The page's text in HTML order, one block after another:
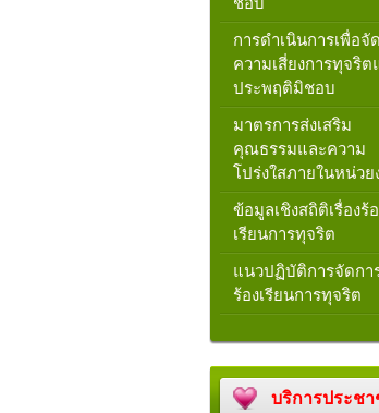
การดำเนินการเพื่อจั
ความเสี่ยงการทุจริต
ประพฤติมิชอบ
มาตรการส่งเสริม
คุณธรรมและความ
โปร่งใสภายในหน่วย
ข้อมูลเชิงสถิติเรื่องร้
เรียนการทุจริต
แนวปฏิบัติการจัดกา
ร้องเรียนการทุจริต
บริการประช